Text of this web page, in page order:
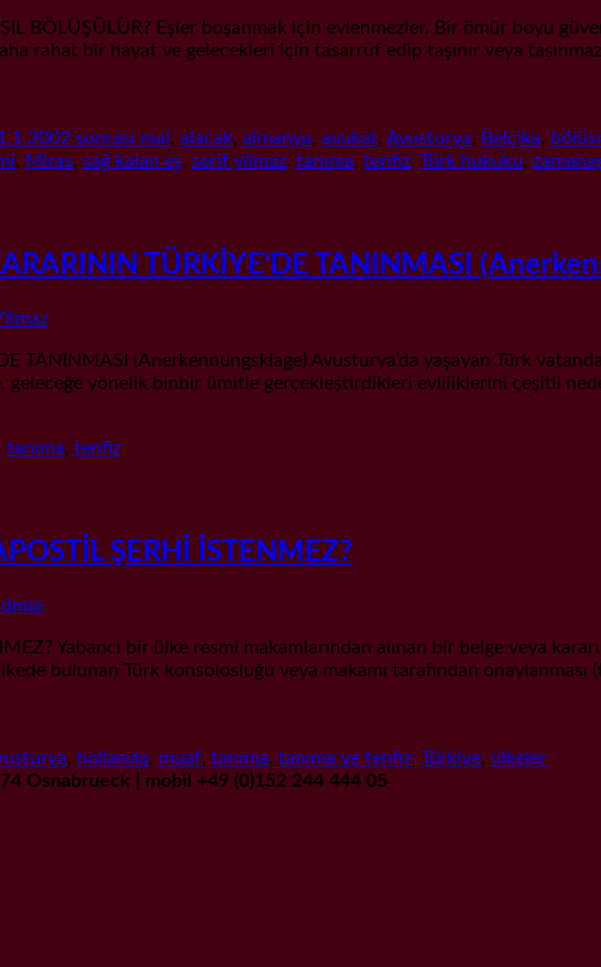
BÖLÜŞÜLÜR? Eşler boşanmak için evlenmezler. Bir ömür boyu
rahat bir hayat ve gelecekleri için tasarruf edip taşınır veya
sonrası mal , alacak, almanya, avukat, Avusturya, Belçika,
, Miras, sağ kalan eş, serif yilmaz, tanıma, tenfiz, Türk hukuku,
TÜRKİYE’DE TANINMASI
TANINMASI (Anerkennungsklage) Avusturya’da yaşayan Türk
geleceğe yönelik binbir ümitle gerçekleştirdikleri evliliklerini çeşitli
, tanıma, tenfiz
ŞERHİ İSTENMEZ?
Yabancı bir ülke resmi makamlarından alınan bir belge veya
bulunan Türk konsolosluğu veya makamı tarafından onaylanması
, hollanda, muaf, tanıma, tanıma ve tenfiz, Türkiye, ülkeler
Osnabrueck | mobil +49 (0)152 244 444 05